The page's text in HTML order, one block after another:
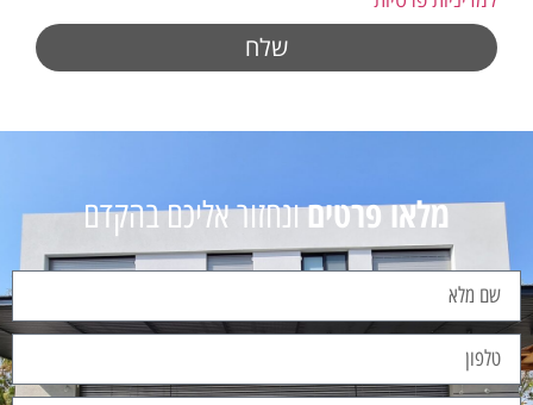
שלח
מלאו פרטיםונחזור אליכם בהקדם